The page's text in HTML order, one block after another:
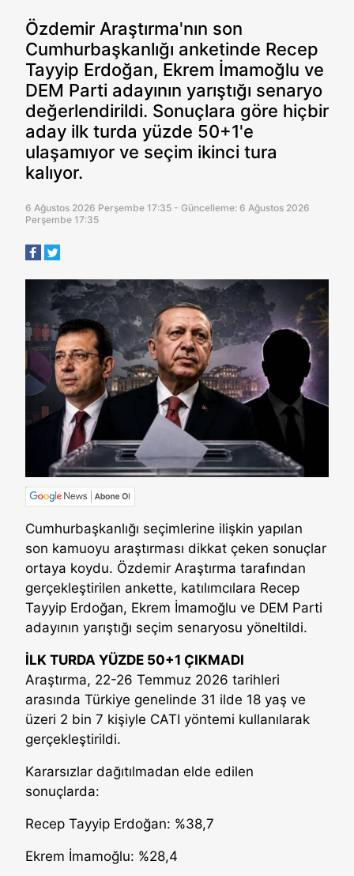
Özdemir Araştırma'nın son
Cumhurbaşkanlığı anketinde Recep
Tayyip Erdoğan, Ekrem İmamoğlu ve
DEM Parti adayının yarıştığı senaryo
değerlendirildi. Sonuçlara göre hiçbir
aday ilk turda yüzde 50+1'e
ulaşamıyor ve seçim ikinci tura
kalıyor.
6 Ağustos 2026 Perşembe 17:35 - Güncelleme: 6 Ağustos 2026
Perşembe 17:35
Cumhurbaşkanlığı seçimlerine ilişkin yapılan
son kamuoyu araştırması dikkat çeken sonuçlar
ortaya koydu. Özdemir Araştırma tarafından
gerçekleştirilen ankette, katılımcılara Recep
Tayyip Erdoğan, Ekrem İmamoğlu ve DEM Parti
adayının yarıştığı seçim senaryosu yöneltildi.
İLK TURDA YÜZDE 50+1 ÇIKMADI
Araştırma, 22-26 Temmuz 2026 tarihleri
arasında Türkiye genelinde 31 ilde 18 yaş ve
üzeri 2 bin 7 kişiyle CATI yöntemi kullanılarak
gerçekleştirildi.
Kararsızlar dağıtılmadan elde edilen
sonuçlarda:
Recep Tayyip Erdoğan: %38,7
Ekrem İmamoğlu: %28,4